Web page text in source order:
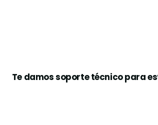
Te damos soporte técnico para